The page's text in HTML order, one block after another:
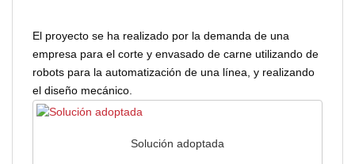
El proyecto se ha realizado por la demanda de una
empresa para el corte y envasado de carne utilizando de
robots para la automatización de una línea, y realizando
el diseño mecánico.
Solución adoptada